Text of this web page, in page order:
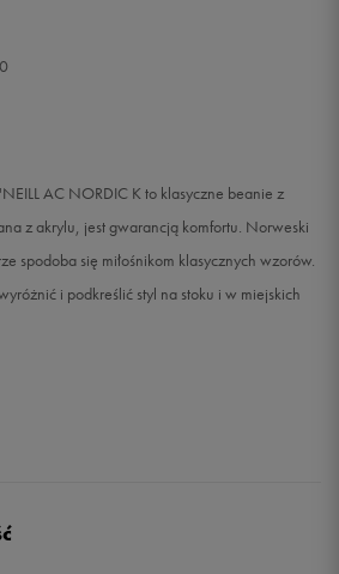
AC NORDIC K to klasyczne beanie z
z akrylu, jest gwarancją komfortu. Norweski
spodoba się miłośnikom klasycznych wzorów.
i podkreślić styl na stoku i w miejskich